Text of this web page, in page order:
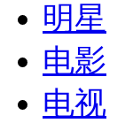
明星
电影
电视